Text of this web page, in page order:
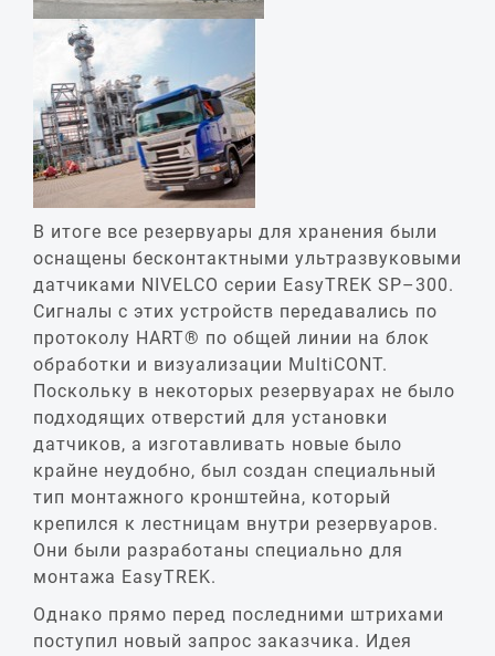
В итоге все резервуары для хранения были
оснащены бесконтактными ультразвуковыми
датчиками NIVELCO серии EasyTREK SP–300.
Сигналы с этих устройств передавались по
протоколу HART® по общей линии на блок
обработки и визуализации MultiCONT.
Поскольку в некоторых резервуарах не было
подходящих отверстий для установки
датчиков, а изготавливать новые было
крайне неудобно, был создан специальный
тип монтажного кронштейна, который
крепился к лестницам внутри резервуаров.
Они были разработаны специально для
монтажа EasyTREK.
Однако прямо перед последними штрихами
поступил новый запрос заказчика. Идея